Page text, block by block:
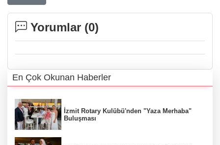
Yorumlar (0)
En Çok Okunan Haberler
İzmit Rotary Kulübü'nden "Yaza Merhaba"
Buluşması